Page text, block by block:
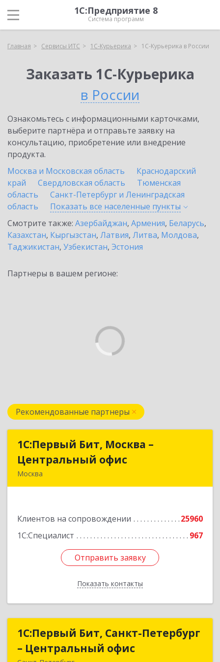
1С:Предприятие 8
Система программ
Главная Сервисы ИТС 1С-Курьерика 1С-Курьерика в России
Заказать 1С-Курьерика
в России
Ознакомьтесь с информационными карточками,
выберите партнёра и отправьте заявку на
консультацию, приобретение или внедрение
продукта.
Москва и Московская область
Краснодарский
край
Свердловская область
Тюменская
область
Санкт-Петербург и Ленинградская
область
Показать все населенные пункты
Смотрите также: Азербайджан, Армения, Беларусь,
Казахстан, Кыргызстан, Латвия, Литва, Молдова,
Таджикистан, Узбекистан, Эстония
Партнеры в вашем регионе:
Рекомендованные партнеры
1С:Первый Бит, Москва –
Центральный офис
Москва
Клиентов на сопровождении
25960
1С:Специалист
967
Отправить заявку
Показать контакты
1С:Первый Бит, Москва –
Центральный офис
Отправить заявку
Назад
1С:Первый Бит, Санкт-Петербург
– Центральный офис
1С:Первый Бит, Санкт-Петербург
– Центральный офис